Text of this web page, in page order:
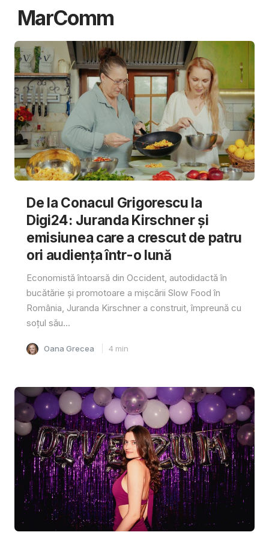
MarComm
De la Conacul Grigorescu la
Digi24: Juranda Kirschner și
emisiunea care a crescut de patru
ori audiența într-o lună
Economistă întoarsă din Occident, autodidactă în
bucătărie și promotoare a mișcării Slow Food în
România, Juranda Kirschner a construit, împreună cu
soțul său...
Oana Grecea 4 min